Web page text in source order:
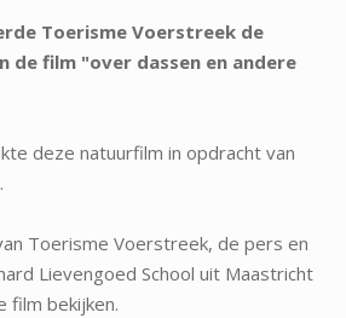
Toerisme Voerstreek de
de film "over dassen en andere
deze natuurfilm in opdracht van
Toerisme Voerstreek, de pers en
Lievengoed School uit Maastricht
film bekijken.